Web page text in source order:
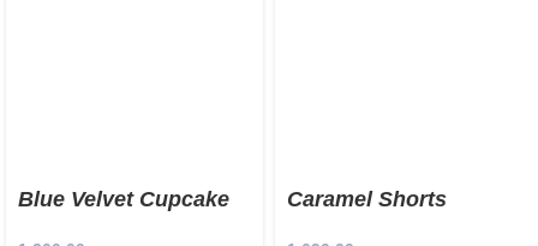
Blue Velvet Cupcake
Caramel Shorts